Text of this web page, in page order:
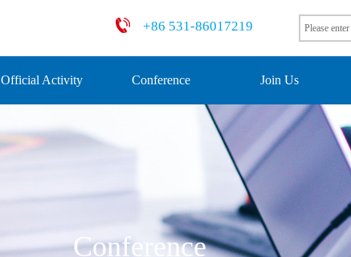
+86 531-86017219
Official Activity Conference Join Us
Conference